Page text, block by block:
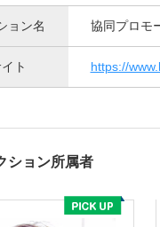
ョン名 協同プロモ
ト https://
ション所属者